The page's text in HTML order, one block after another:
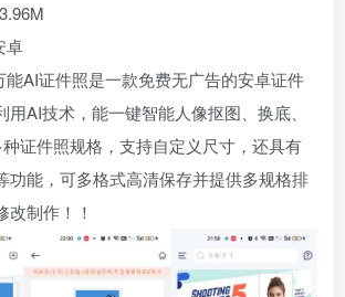
卓
能AI证件照是一款免费无广告的安卓证件
用AI技术，能一键智能人像抠图、换底、
证件照规格，支持自定义尺寸，还具有
功能，可多格式高清保存并提供多规格排
改制作！！